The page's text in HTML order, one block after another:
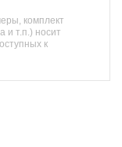
комплект
и т.п.) носит
к